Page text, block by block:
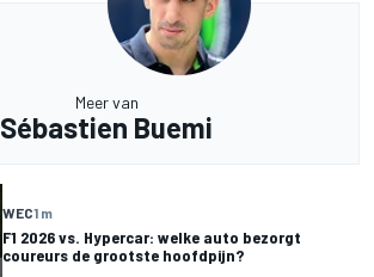
Meer van
Sébastien Buemi
WEC1 m
F1 2026 vs. Hypercar: welke auto bezorgt
coureurs de grootste hoofdpijn?